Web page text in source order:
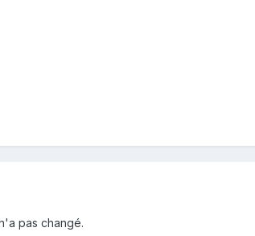
pas changé.